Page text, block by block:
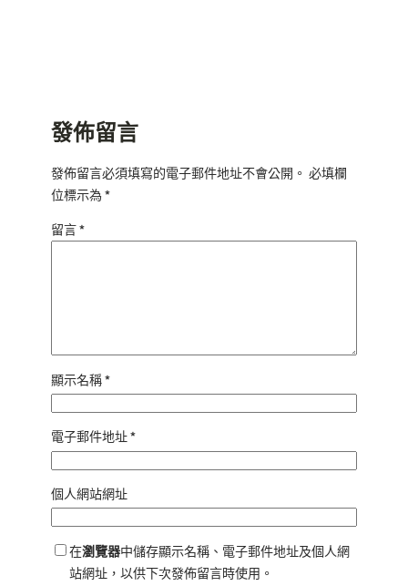
發佈留言
發佈留言必須填寫的電子郵件地址不會公開。 必填欄
位標示為*
留言*
顯示名稱*
電子郵件地址*
個人網站網址
在瀏覽器中儲存顯示名稱、電子郵件地址及個人網
站網址，以供下次發佈留言時使用。